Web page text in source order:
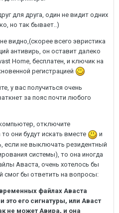
для друга, один не видит одних
но так бывает..)
видно,(скорее всего эвристика
антивирь, он оставит далеко
Home, бесплатен, и ключик на
регистрацией
у вас получиться очень
за пояс почти любого
отключите
они будут искать вместе
и
если не выключать резидентный
системы), то она иногда
Аваста, очень хотелось бы
смог бы ответить на вопросы:
файлах Аваста
это его сигнатуры, или Аваст
не может Авира, и она